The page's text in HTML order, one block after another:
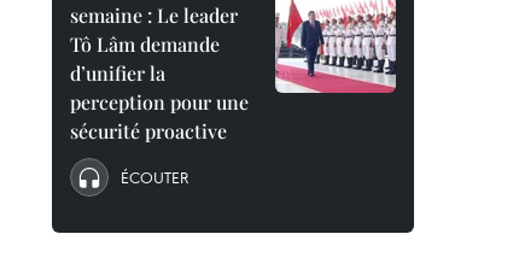
semaine : Le leader
Tô Lâm demande
d’unifier la
perception pour une
sécurité proactive
ÉCOUTER